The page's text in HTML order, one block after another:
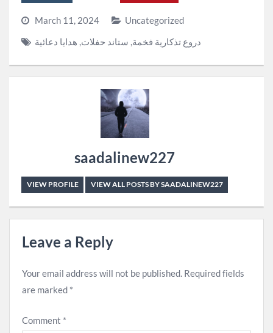
March 11, 2024
Uncategorized
دروع تذكارية فخمة ستاند حفلات هدايا دعائية
saadalinew227
VIEW PROFILE VIEW ALL POSTS BY SAADALINEW227
Leave a Reply
Your email address will not be published. Required fields
are marked *
Comment *